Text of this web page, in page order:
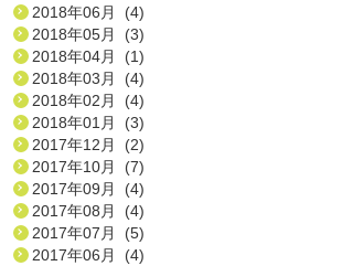
2018年06月 (4)
2018年05月 (3)
2018年04月 (1)
2018年03月 (4)
2018年02月 (4)
2018年01月 (3)
2017年12月 (2)
2017年10月 (7)
2017年09月 (4)
2017年08月 (4)
2017年07月 (5)
2017年06月 (4)